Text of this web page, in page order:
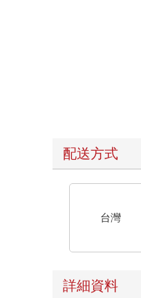
配送方式
台灣
詳細資料